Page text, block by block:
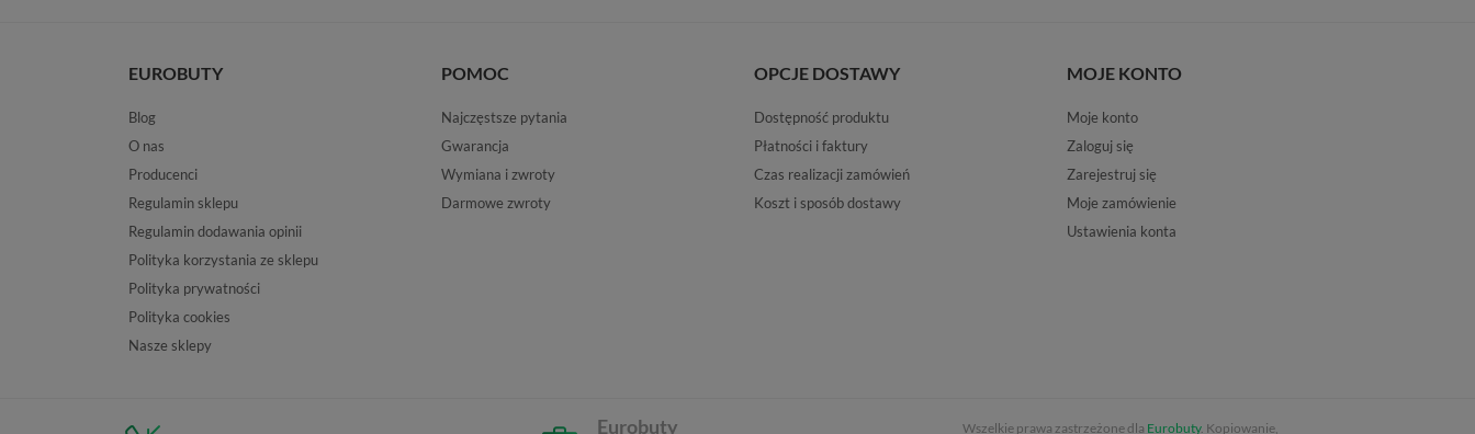
EUROBUTY
Blog
O nas
Producenci
Regulamin sklepu
Regulamin dodawania opinii
Polityka korzystania ze sklepu
Polityka prywatności
Polityka cookies
Nasze sklepy
POMOC
Najczęstsze pytania
Gwarancja
Wymiana i zwroty
Darmowe zwroty
OPCJE DOSTAWY
Dostępność produktu
Płatności i faktury
Czas realizacji zamówień
Koszt i sposób dostawy
MOJE KONTO
Moje konto
Zaloguj się
Zarejestruj się
Moje zamówienie
Ustawienia konta
Eurobuty Wszelkie prawa zastrzeżone dla Eurobuty. Kopiowanie,